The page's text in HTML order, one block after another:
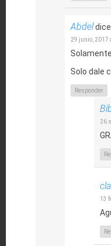
Abdel
29 junio, 2017
Solo dale
Responder
26
13